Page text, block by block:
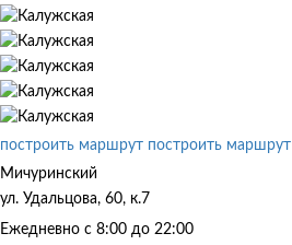
построить маршрут построить маршрут
Мичуринский
ул. Удальцова, 60, к.7
Ежедневно с 8:00 до 22:00